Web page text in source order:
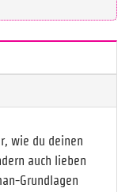
wie du deinen
auch lieben
Grundlagen